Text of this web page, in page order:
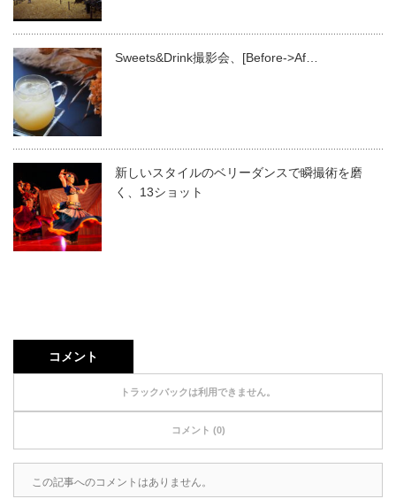
Sweets&Drink撮影会、[Before->Af…
新しいスタイルのベリーダンスで瞬撮術を磨
く、13ショット
コメント
トラックバックは利用できません。
コメント (0)
この記事へのコメントはありません。